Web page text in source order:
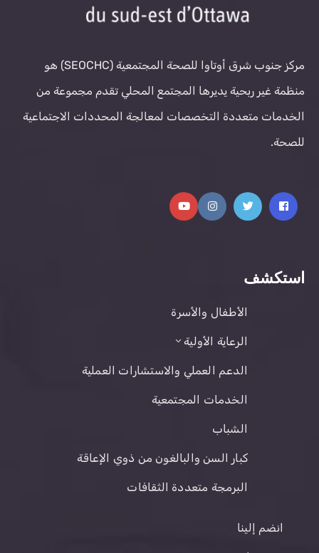
مركز جنوب شرق أوتاوا للصحة المجتمعية (SEOCHC) هو
منظمة غير ربحية يديرها المجتمع المحلي تقدم مجموعة من
الخدمات متعددة التخصصات لمعالجة المحددات الاجتماعية
للصحة.
استكشف
الأطفال والأسرة
الرعاية الأولية
الدعم العملي والاستشارات العملية
الخدمات المجتمعية
الشباب
كبار السن والبالغون من ذوي الإعاقة
البرمجة متعددة الثقافات
انضم إلينا